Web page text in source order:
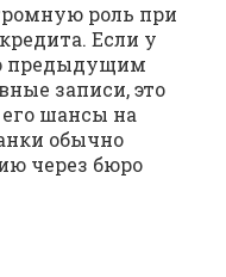
роль при
Если у
предыдущим
записи, это
шансы на
обычно
через бюро